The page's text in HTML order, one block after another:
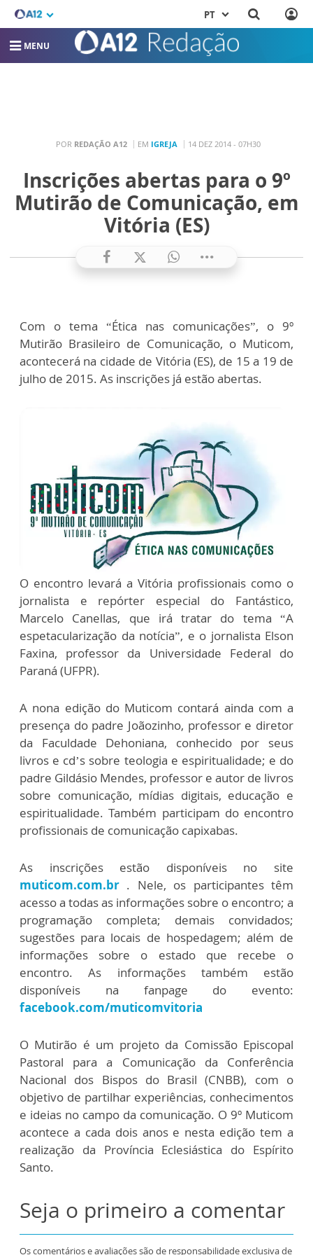
PT
MENU
POR REDAÇÃO A12 EM IGREJA 14 DEZ 2014 - 07H30
Inscrições abertas para o 9º
Mutirão de Comunicação, em
Vitória (ES)
Com o tema “Ética nas comunicações”, o 9º
Mutirão Brasileiro de Comunicação, o Muticom,
acontecerá na cidade de Vitória (ES), de 15 a 19 de
julho de 2015. As inscrições já estão abertas.
O encontro levará a Vitória profissionais como o
jornalista e repórter especial do Fantástico,
Marcelo Canellas, que irá tratar do tema “A
espetacularização da notícia”, e o jornalista Elson
Faxina, professor da Universidade Federal do
Paraná (UFPR).
A nona edição do Muticom contará ainda com a
presença do padre Joãozinho, professor e diretor
da Faculdade Dehoniana, conhecido por seus
livros e cd’s sobre teologia e espiritualidade; e do
padre Gildásio Mendes, professor e autor de livros
sobre comunicação, mídias digitais, educação e
espiritualidade. Também participam do encontro
profissionais de comunicação capixabas.
As inscrições estão disponíveis no site
muticom.com.br . Nele, os participantes têm
acesso a todas as informações sobre o encontro; a
programação completa; demais convidados;
sugestões para locais de hospedagem; além de
informações sobre o estado que recebe o
encontro. As informações também estão
disponíveis na fanpage do evento:
facebook.com/muticomvitoria
O Mutirão é um projeto da Comissão Episcopal
Pastoral para a Comunicação da Conferência
Nacional dos Bispos do Brasil (CNBB), com o
objetivo de partilhar experiências, conhecimentos
e ideias no campo da comunicação. O 9º Muticom
acontece a cada dois anos e nesta edição tem a
realização da Província Eclesiástica do Espírito
Santo.
Seja o primeiro a comentar
Os comentários e avaliações são de responsabilidade exclusiva de